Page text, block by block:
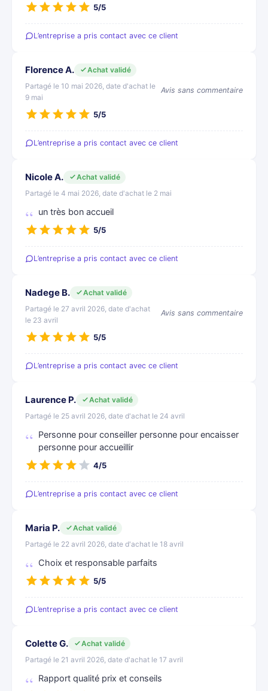
5/5
L’entreprise a pris contact avec ce client
Florence A.
Achat validé
Partagé le 10 mai 2026, date d'achat le
9 mai
Avis sans commentaire
5/5
L’entreprise a pris contact avec ce client
Nicole A.
Achat validé
Partagé le 4 mai 2026, date d'achat le 2 mai
un très bon accueil
5/5
L’entreprise a pris contact avec ce client
Nadege B.
Achat validé
Partagé le 27 avril 2026, date d'achat
le 23 avril
Avis sans commentaire
5/5
L’entreprise a pris contact avec ce client
Laurence P.
Achat validé
Partagé le 25 avril 2026, date d'achat le 24 avril
Personne pour conseiller personne pour encaisser
personne pour accueillir
4/5
L’entreprise a pris contact avec ce client
Maria P.
Achat validé
Partagé le 22 avril 2026, date d'achat le 18 avril
Choix et responsable parfaits
5/5
L’entreprise a pris contact avec ce client
Colette G.
Achat validé
Partagé le 21 avril 2026, date d'achat le 17 avril
Rapport qualité prix et conseils